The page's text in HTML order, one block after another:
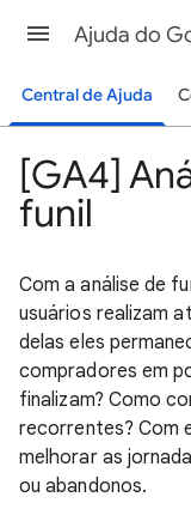
Ajuda do
Central de Ajuda
[GA4]
funil
Com a análise de
usuários realizam
delas eles
compradores em
finalizam? Como
recorrentes? Com
melhorar as
ou abandonos.